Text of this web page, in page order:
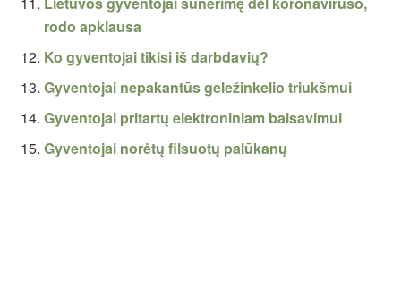
rodo apklausa
Ko gyventojai tikisi iš darbdavių?
Gyventojai nepakantūs geležinkelio triukšmui
Gyventojai pritartų elektroniniam balsavimui
Gyventojai norėtų filsuotų palūkanų